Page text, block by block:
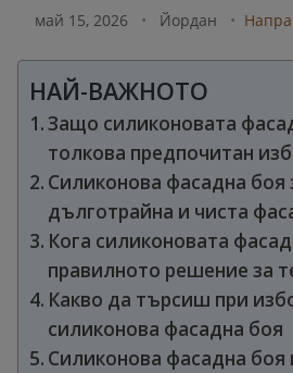
май 15, 2026 • Йордан •
НАЙ-ВАЖНОТО
Защо силиконовата
толкова предпочитан
Силиконова фасадна боя
дълготрайна и чиста
Кога силиконовата
правилното решение за
Какво да търсиш при
силиконова фасадна боя
Силиконова фасадна боя